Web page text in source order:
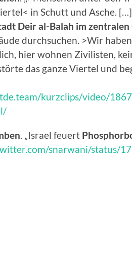
in Schutt und Asche.
Deir al-Balah im
durchsuchen. >Wir
hier wohnen Zivilisten,
das ganze Viertel und
kurzclips/video/
. „Israel feuert
snarwani/status/